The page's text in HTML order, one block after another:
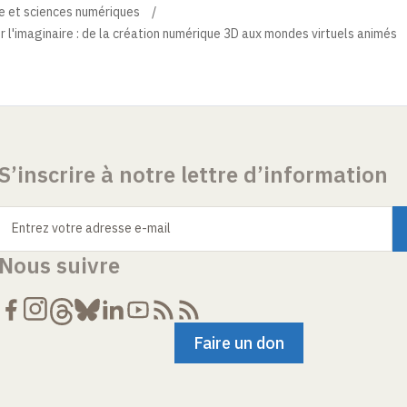
et sciences numériques
l'imaginaire : de la création numérique 3D aux mondes virtuels animés
à notre lettre d’information
Entrez votre adresse e-mail
suivre
Faire un don